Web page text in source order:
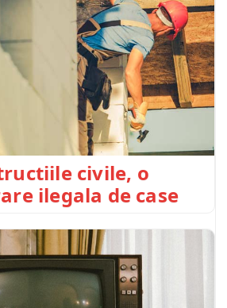
civile, o
ilegala de case